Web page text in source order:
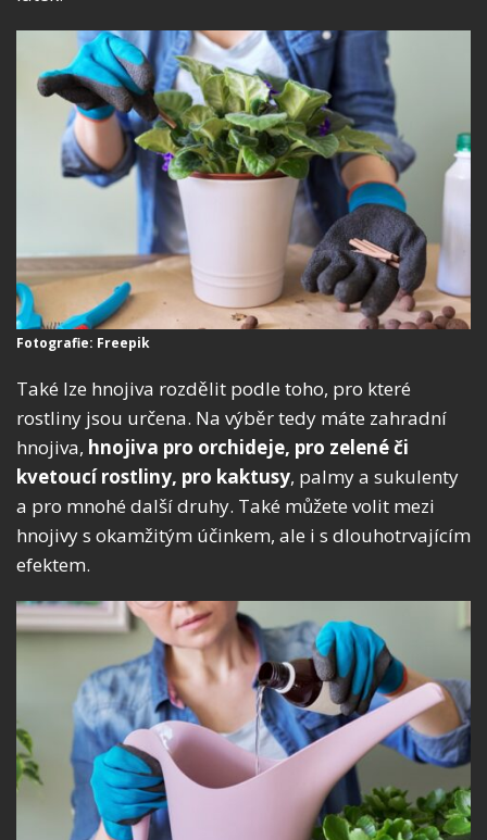
Fotografie: Freepik
Také lze hnojiva rozdělit podle toho, pro které
rostliny jsou určena. Na výběr tedy máte zahradní
hnojiva, hnojiva pro orchideje, pro zelené či
kvetoucí rostliny, pro kaktusy, palmy a sukulenty
a pro mnohé další druhy. Také můžete volit mezi
hnojivy s okamžitým účinkem, ale i s dlouhotrvajícím
efektem.